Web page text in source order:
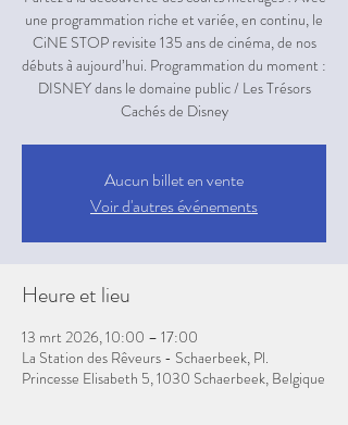
une programmation riche et variée, en continu, le
CiNE STOP revisite 135 ans de cinéma, de nos
débuts à aujourd’hui. Programmation du moment :
DISNEY dans le domaine public / Les Trésors
Cachés de Disney
Aucun billet en vente
Voir d'autres événements
Heure et lieu
13 mrt 2026, 10:00 – 17:00
La Station des Rêveurs - Schaerbeek, Pl.
Princesse Elisabeth 5, 1030 Schaerbeek, Belgique